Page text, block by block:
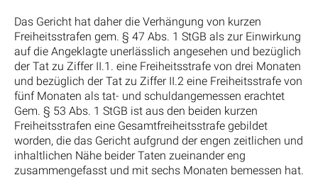
Das Gericht hat daher die Verhängung von kurzen
Freiheitsstrafen gem. § 47 Abs. 1 StGB als zur Einwirkung
auf die Angeklagte unerlässlich angesehen und bezüglich
der Tat zu Ziffer II.1. eine Freiheitsstrafe von drei Monaten
und bezüglich der Tat zu Ziffer II.2 eine Freiheitsstrafe von
fünf Monaten als tat- und schuldangemessen erachtet
Gem. § 53 Abs. 1 StGB ist aus den beiden kurzen
Freiheitsstrafen eine Gesamtfreiheitsstrafe gebildet
worden, die das Gericht aufgrund der engen zeitlichen und
inhaltlichen Nähe beider Taten zueinander eng
zusammengefasst und mit sechs Monaten bemessen hat.